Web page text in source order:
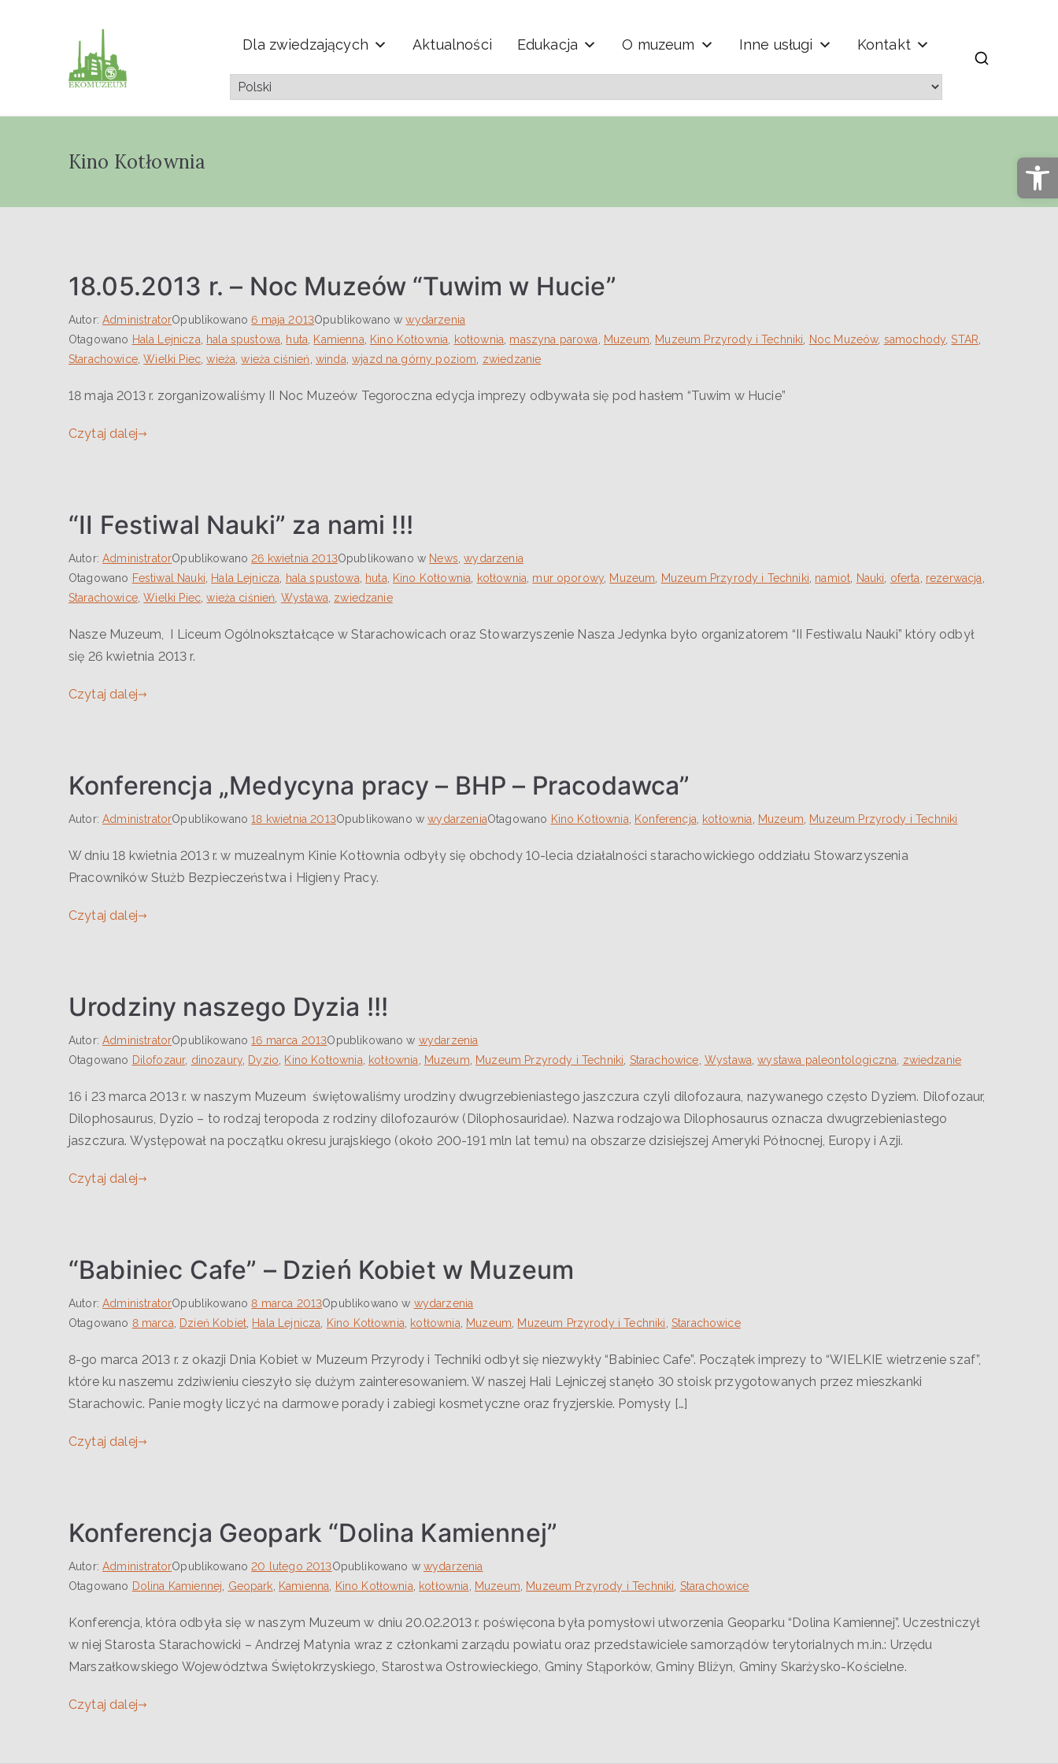
Muzeum Przyrody i Techniki "Ekomuzeum" im. Jana
Pazdura
Dla zwiedzających Aktualności Edukacja O muzeum Inne usługi Kontakt
Kino Kotłownia
18.05.2013 r. – Noc Muzeów “Tuwim w Hucie”
Autor:AdministratorOpublikowano6 maja 2013Opublikowano wwydarzenia
Otagowano Hala Lejnicza hala spustowa huta Kamienna Kino Kotłownia kotłownia maszyna parowa Muzeum Muzeum Przyrody i Techniki Noc Muzeów, samochody ,STAR
Starachowice,Wielki Piec ,wieża ,wieża ciśnień winda ,wjazd na górny poziom zwiedzanie
18 maja 2013 r. zorganizowaliśmy II Noc Muzeów Tegoroczna edycja imprezy odbywała się pod hasłem “Tuwim w Hucie”
Czytaj dalej
“II Festiwal Nauki” za nami !!!
Autor:AdministratorOpublikowano26 kwietnia 2013Opublikowano w News ,wydarzenia
Otagowano Festiwal Nauki Hala Lejnicza hala spustowa huta Kino Kotłownia kotłownia mur oporowy Muzeum Muzeum Przyrody i Techniki namiot Nauki oferta rezerwacja
Starachowice,Wielki Piec ,wieża ciśnień Wystawa zwiedzanie
Nasze Muzeum, I Liceum Ogólnokształcące w Starachowicach oraz Stowarzyszenie Nasza Jedynka było organizatorem “II Festiwalu Nauki” który odbył
się 26 kwietnia 2013 r.
Czytaj dalej
Konferencja „Medycyna pracy – BHP – Pracodawca”
Autor:AdministratorOpublikowano18 kwietnia 2013Opublikowano wwydarzeniaOtagowano Kino Kotłownia Konferencja kotłownia Muzeum Muzeum Przyrody i Techniki
W dniu 18 kwietnia 2013 r. w muzealnym Kinie Kotłownia odbyły się obchody 10-lecia działalności starachowickiego oddziału Stowarzyszenia
Pracowników Służb Bezpieczeństwa i Higieny Pracy.
Czytaj dalej
Urodziny naszego Dyzia !!!
Autor:AdministratorOpublikowano16 marca 2013Opublikowano w wydarzenia
Otagowano Dilofozaur, dinozaury Dyzio Kino Kotłownia kotłownia Muzeum Muzeum Przyrody i Techniki Starachowice Wystawa ,wystawa paleontologiczna zwiedzanie
16 i 23 marca 2013 r. w naszym Muzeum świętowaliśmy urodziny dwugrzebieniastego jaszczura czyli dilofozaura, nazywanego często Dyziem. Dilofozaur,
Dilophosaurus, Dyzio – to rodzaj teropoda z rodziny dilofozaurów (Dilophosauridae). Nazwa rodzajowa Dilophosaurus oznacza dwugrzebieniastego
jaszczura. Występował na początku okresu jurajskiego (około 200-191 mln lat temu) na obszarze dzisiejszej Ameryki Północnej, Europy i Azji.
Czytaj dalej
“Babiniec Cafe” – Dzień Kobiet w Muzeum
Autor:AdministratorOpublikowano8 marca 2013Opublikowano w wydarzenia
Otagowano 8 marca Dzień Kobiet, Hala Lejnicza Kino Kotłownia kotłownia Muzeum Muzeum Przyrody i Techniki Starachowice
8-go marca 2013 r. z okazji Dnia Kobiet w Muzeum Przyrody i Techniki odbył się niezwykły “Babiniec Cafe”. Początek imprezy to “WIELKIE wietrzenie szaf”,
które ku naszemu zdziwieniu cieszyło się dużym zainteresowaniem. W naszej Hali Lejniczej stanęło 30 stoisk przygotowanych przez mieszkanki
Starachowic. Panie mogły liczyć na darmowe porady i zabiegi kosmetyczne oraz fryzjerskie. Pomysły […]
Czytaj dalej
Konferencja Geopark “Dolina Kamiennej”
Autor:AdministratorOpublikowano20 lutego 2013Opublikowano w wydarzenia
Otagowano Dolina Kamiennej Geopark Kamienna Kino Kotłownia kotłownia Muzeum Muzeum Przyrody i Techniki Starachowice
Konferencja, która odbyła się w naszym Muzeum w dniu 20.02.2013 r. poświęcona była pomysłowi utworzenia Geoparku “Dolina Kamiennej”. Uczestniczył
w niej Starosta Starachowicki – Andrzej Matynia wraz z członkami zarządu powiatu oraz przedstawiciele samorządów terytorialnych m.in.: Urzędu
Marszałkowskiego Województwa Świętokrzyskiego, Starostwa Ostrowieckiego, Gminy Stąporków, Gminy Bliżyn, Gminy Skarżysko-Kościelne.
Czytaj dalej